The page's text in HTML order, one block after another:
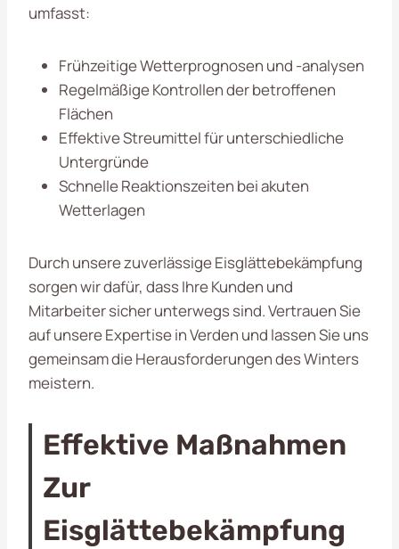
umfasst:
Frühzeitige Wetterprognosen und -analysen
Regelmäßige Kontrollen der betroffenen
Flächen
Effektive Streumittel für unterschiedliche
Untergründe
Schnelle Reaktionszeiten bei akuten
Wetterlagen
Durch unsere zuverlässige Eisglättebekämpfung
sorgen wir dafür, dass Ihre Kunden und
Mitarbeiter sicher unterwegs sind. Vertrauen Sie
auf unsere Expertise in Verden und lassen Sie uns
gemeinsam die Herausforderungen des Winters
meistern.
Effektive Maßnahmen
Zur
Eisglättebekämpfung